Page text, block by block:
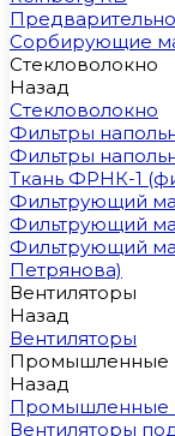
Сорбирующие
Стекловолокно
Назад
Стекловолокно
Фильтры
Фильтры
Ткань ФРНК-1
Фильтрующий
Фильтрующий
Фильтрующий
Петрянова)
Вентиляторы
Назад
Вентиляторы
Промышленные
Назад
Промышленные
Вентиляторы